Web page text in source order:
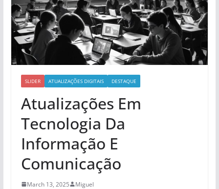
SLIDER ATUALIZAÇÕES DIGITAIS DESTAQUE
Atualizações Em
Tecnologia Da
Informação E
Comunicação
March 13, 2025 Miguel